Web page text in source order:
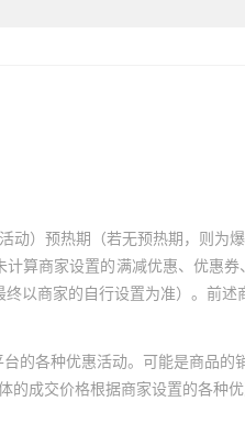
动）预热期（若无预热期，则
算商家设置的满减优惠、优惠
以商家的自行设置为准）。前
的各种优惠活动。可能是商品的
成交价格根据商家设置的各种